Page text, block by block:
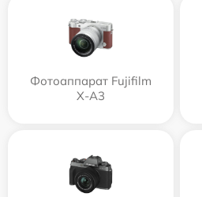
Фотоаппарат Fujifilm
X-A3